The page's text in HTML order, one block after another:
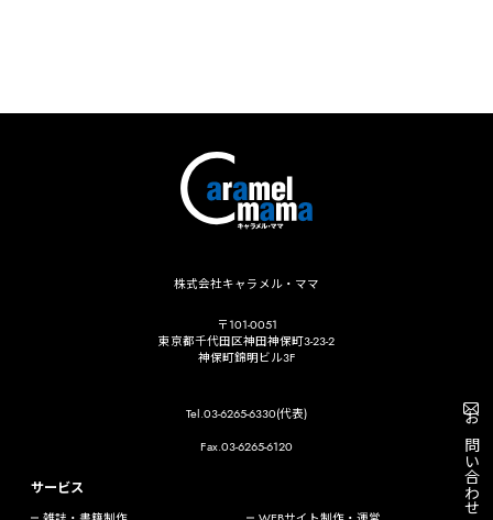
株式会社キャラメル・ママ
〒101-0051
東京都千代田区神田神保町3-23-2
神保町錦明ビル3F
Tel.03-6265-6330(代表)
Fax.03-6265-6120
サービス お問い合わせ